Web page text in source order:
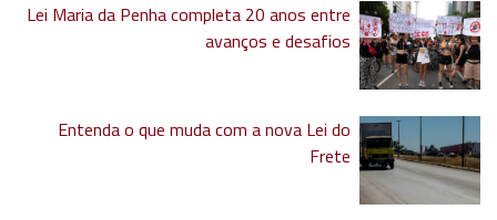
Lei Maria da Penha completa 20 anos entre
avanços e desafios
Entenda o que muda com a nova Lei do
Frete